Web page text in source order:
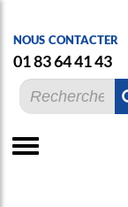
nous contacter
01 83 64 41 43